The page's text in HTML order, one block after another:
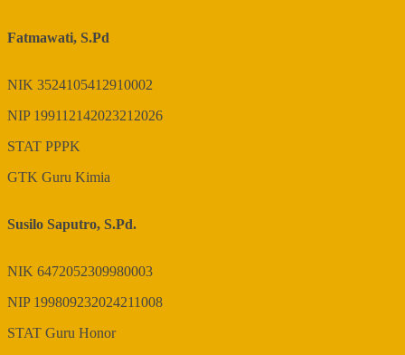
Fatmawati, S.Pd
NIK 3524105412910002
NIP 199112142023212026
STAT PPPK
GTK Guru Kimia
Susilo Saputro, S.Pd.
NIK 6472052309980003
NIP 199809232024211008
STAT Guru Honor